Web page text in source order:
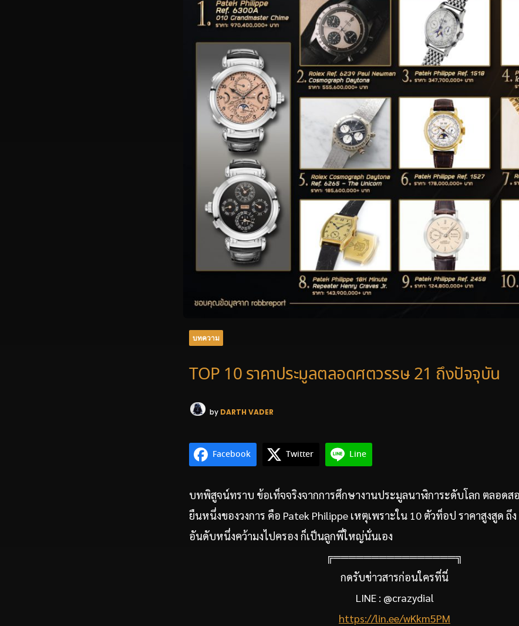
บทความ
TOP 10 ราคาประมูลตลอดศตวรรษ 21 ถึงปัจจุบัน
by DARTH VADER
Facebook Twitter Line
บทพิสูจน์ทราบ ข้อเท็จจริงจากการศึกษางานประมูลนาฬิการะดับโลก ตลอดส
ยืนหนึ่งของวงการ คือ Patek Philippe เหตุเพราะใน 10 ตัวท็อป ราคาสูงสูด ถึง
อันดับหนึ่งคว้ามงไปครอง ก็เป็นลูกพี่ใหญ่นั่นเอง
╔════════════════╗
กดรับข่าวสารก่อนใครที่นี่
LINE : @crazydial
https://lin.ee/wKkm5PM